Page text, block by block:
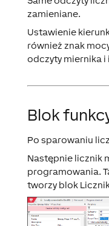
zamieniane.
Ustawienie
również znak
odczyty miernika i
Blok
Po sparowaniu
Następnie licznik
programowania.
tworzy blok